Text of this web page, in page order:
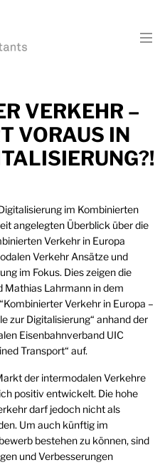
VERKEHR –
VORAUS IN
im Kombinierten
angelegten Überblick über die
Verkehr in Europa
Verkehr Ansätze und
im Fokus. Dies zeigen die
Mathias Lahrmann in dem
Verkehr in Europa –
zur Digitalisierung“ anhand der
Eisenbahnverband UIC
Transport“ auf.
der intermodalen Verkehre
positiv entwickelt. Die hohe
darf jedoch nicht als
Um auch künftig im
bestehen zu können, sind
und Verbesserungen